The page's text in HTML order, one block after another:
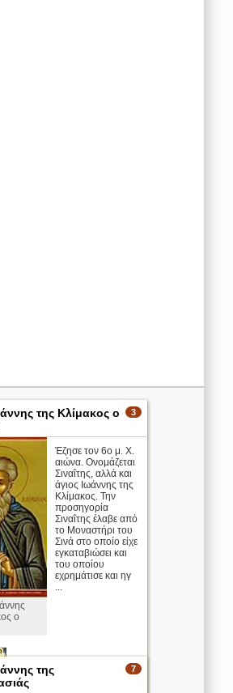
3
της Κλίμακος ο
ο
Έζησε τον 6ο μ. Χ.
αιώνα. Ονομάζεται
Σιναΐτης, αλλά και
άγιος Ιωάννης της
Κλίμακος. Την
προσηγορία
Σιναΐτης έλαβε από
το Μοναστήρι του
Σινά στο οποίο είχε
εγκαταβιώσει και
του οποίου
εχρημάτισε και ηγ
...
7
της